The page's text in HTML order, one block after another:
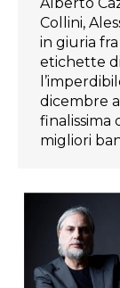
Collini,
in giuria
etichette
dicembre
finalissima
migliori